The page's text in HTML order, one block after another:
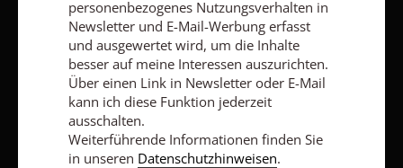
Nach oben
personenbezogenes Nutzungsverhalten in
Newsletter und E-Mail-Werbung erfasst
und ausgewertet wird, um die Inhalte
besser auf meine Interessen auszurichten.
Über einen Link in Newsletter oder E-Mail
kann ich diese Funktion jederzeit
ausschalten.
Weiterführende Informationen finden Sie
in unseren Datenschutzhinweisen.